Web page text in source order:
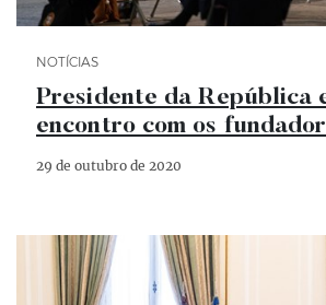
Categoria Notícias
NOTÍCIAS
Presidente da República
encontro com os
29 de outubro de 2020